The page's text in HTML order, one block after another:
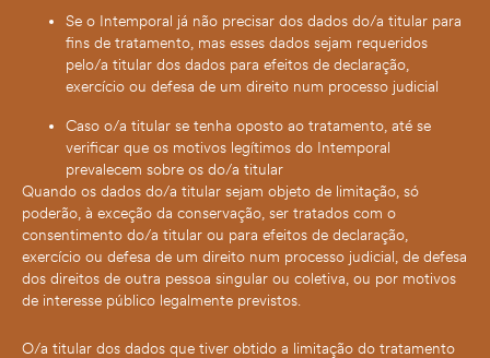
Se o Intemporal já não precisar dos dados do/a titular para
fins de tratamento, mas esses dados sejam requeridos
pelo/a titular dos dados para efeitos de declaração,
exercício ou defesa de um direito num processo judicial
Caso o/a titular se tenha oposto ao tratamento, até se
verificar que os motivos legítimos do Intemporal
prevalecem sobre os do/a titular
Quando os dados do/a titular sejam objeto de limitação, só
poderão, à exceção da conservação, ser tratados com o
consentimento do/a titular ou para efeitos de declaração,
exercício ou defesa de um direito num processo judicial, de defesa
dos direitos de outra pessoa singular ou coletiva, ou por motivos
de interesse público legalmente previstos.
O/a titular dos dados que tiver obtido a limitação do tratamento